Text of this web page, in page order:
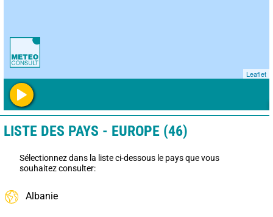
Leaflet
LISTE DES PAYS - EUROPE (46)
Sélectionnez dans la liste ci-dessous le pays que vous
souhaitez consulter:
Albanie